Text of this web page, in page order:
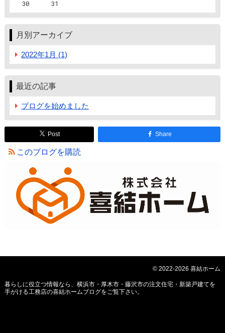
30
31
月別アーカイブ
2022年1月 (1)
最近の記事
ブログを始めました
Post Share
このブログを購読
© 2022-2026 喜結ホーム
暮らしに役立つ情報なら、 横浜市・厚木市・藤沢市の注文住宅・新築戸建てを
手がける工務店の喜結ホームブログをご覧下さい。